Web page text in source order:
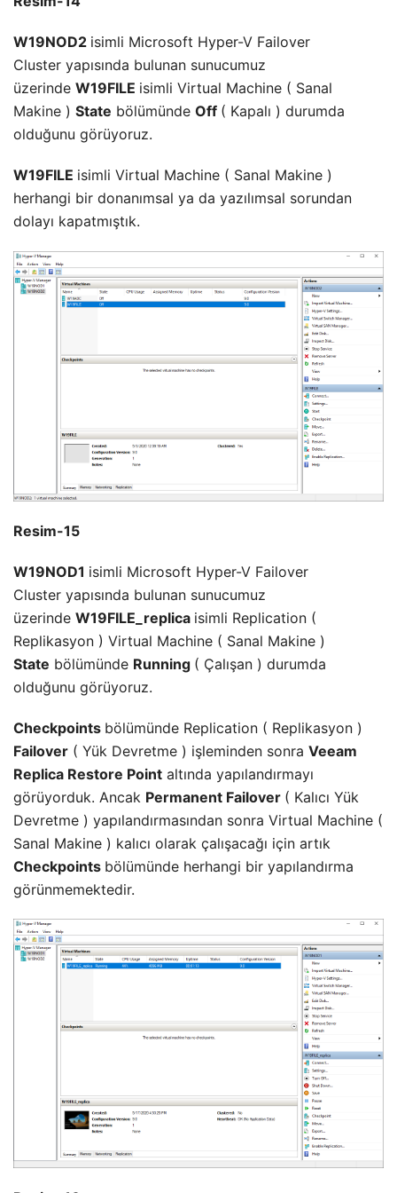
W19NOD2 isimli Microsoft Hyper-V Failover
Cluster yapısında bulunan sunucumuz
üzerinde W19FILE isimli Virtual Machine ( Sanal
Makine ) State bölümünde Off ( Kapalı ) durumda
olduğunu görüyoruz.
W19FILE isimli Virtual Machine ( Sanal Makine )
herhangi bir donanımsal ya da yazılımsal sorundan
dolayı kapatmıştık.
Resim-15
W19NOD1 isimli Microsoft Hyper-V Failover
Cluster yapısında bulunan sunucumuz
üzerinde W19FILE_replica isimli Replication (
Replikasyon ) Virtual Machine ( Sanal Makine )
State bölümünde Running ( Çalışan ) durumda
olduğunu görüyoruz.
Checkpoints bölümünde Replication ( Replikasyon )
Failover ( Yük Devretme ) işleminden sonra Veeam
Replica Restore Point altında yapılandırmayı
görüyorduk. Ancak Permanent Failover ( Kalıcı Yük
Devretme ) yapılandırmasından sonra Virtual Machine (
Sanal Makine ) kalıcı olarak çalışacağı için artık
Checkpoints bölümünde herhangi bir yapılandırma
görünmemektedir.